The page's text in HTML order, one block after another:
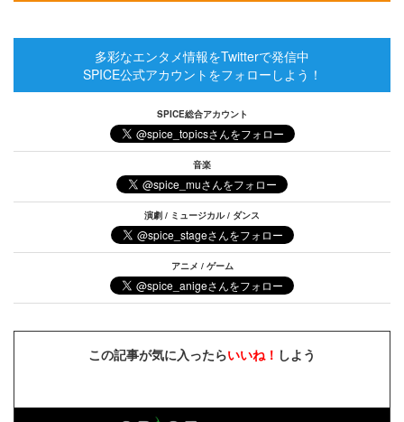
多彩なエンタメ情報をTwitterで発信中
SPICE公式アカウントをフォローしよう！
SPICE総合アカウント
音楽
演劇 / ミュージカル / ダンス
アニメ / ゲーム
この記事が気に入ったらいいね！ しよう